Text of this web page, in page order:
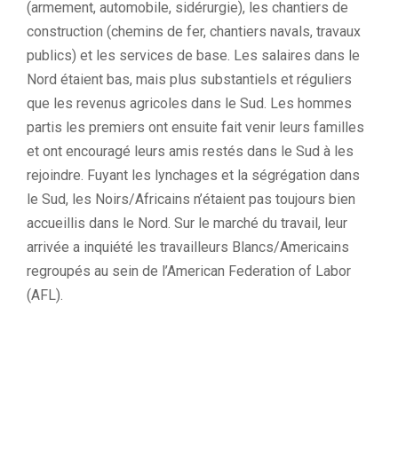
(armement, automobile, sidérurgie), les chantiers de
construction (chemins de fer, chantiers navals, travaux
publics) et les services de base. Les salaires dans le
Nord étaient bas, mais plus substantiels et réguliers
que les revenus agricoles dans le Sud. Les hommes
partis les premiers ont ensuite fait venir leurs familles
et ont encouragé leurs amis restés dans le Sud à les
rejoindre. Fuyant les lynchages et la ségrégation dans
le Sud, les Noirs/Africains n’étaient pas toujours bien
accueillis dans le Nord. Sur le marché du travail, leur
arrivée a inquiété les travailleurs Blancs/Americains
regroupés au sein de l’American Federation of Labor
(AFL).